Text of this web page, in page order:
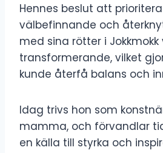
Hennes beslut att
välbefinnande och
med sina rötter i Jokkmokk
transformerande, vilket
kunde återfå balans och
Idag trivs hon som
mamma, och förvandlar
en källa till styrka och